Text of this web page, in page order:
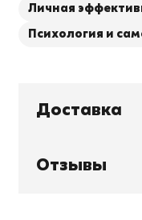
Личная
Психология и
Доставка
Отзывы